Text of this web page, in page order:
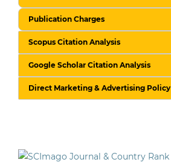
Publication Charges
Scopus Citation Analysis
Google Scholar Citation Analysis
Direct Marketing & Advertising Policy